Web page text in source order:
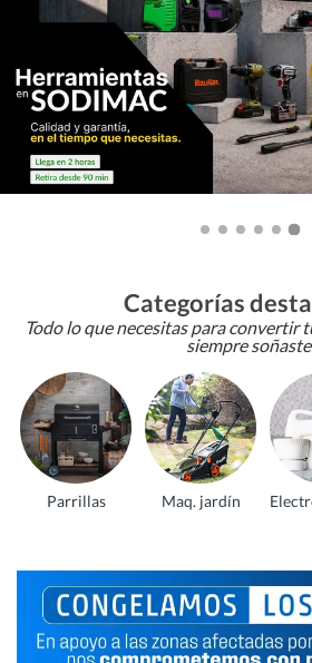
Categorías
Todo lo que necesitas para convertir
siempre soñaste.
Parrillas Maq. jardín